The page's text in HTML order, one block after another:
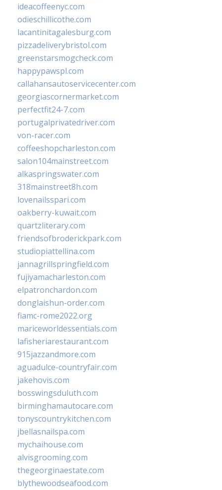
ideacoffeenyc.com
odieschillicothe.com
lacantinitagalesburg.com
pizzadeliverybristol.com
greenstarsmogcheck.com
happypawspl.com
callahansautoservicecenter.com
georgiascornermarket.com
perfectfit24-7.com
portugalprivatedriver.com
von-racer.com
coffeeshopcharleston.com
salon104mainstreet.com
alkaspringswater.com
318mainstreet8h.com
lovenailsspari.com
oakberry-kuwait.com
quartzliterary.com
friendsofbroderickpark.com
studiopiattellina.com
jannagrillspringfield.com
fujiyamacharleston.com
elpatronchardon.com
donglaishun-order.com
fiamc-rome2022.org
mariceworldessentials.com
lafisheriarestaurant.com
915jazzandmore.com
aguadulce-countryfair.com
jakehovis.com
bosswingsduluth.com
birminghamautocare.com
tonyscountrykitchen.com
jbellasnailspa.com
mychaihouse.com
alvisgrooming.com
thegeorginaestate.com
blythewoodseafood.com